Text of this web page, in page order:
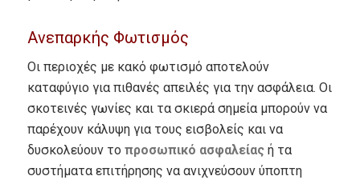
Ανεπαρκής Φωτισμός
Οι περιοχές με κακό φωτισμό αποτελούν
καταφύγιο για πιθανές απειλές για την ασφάλεια. Οι
σκοτεινές γωνίες και τα σκιερά σημεία μπορούν να
παρέχουν κάλυψη για τους εισβολείς και να
δυσκολεύουν το προσωπικό ασφαλείαςή τα
συστήματα επιτήρησης να ανιχνεύσουν ύποπτη